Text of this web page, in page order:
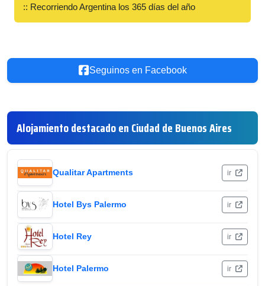
:: Recorriendo Argentina los 365 días del año
Seguinos en Facebook
Alojamiento destacado en Ciudad de Buenos Aires
Qualitar Apartments ir
Hotel Bys Palermo ir
Hotel Rey ir
Hotel Palermo ir